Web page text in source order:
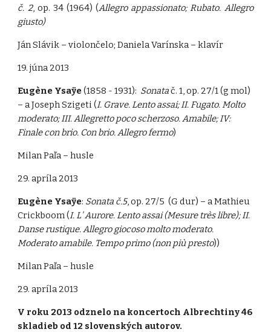
č. 2, op. 34 (1964) (Allegro appassionato; Rubato. Allegro
giusto)
Ján Slávik – violončelo; Daniela Varínska – klavír
19. júna 2013
Eugène Ysaÿe (1858 - 1931): Sonatač. 1, op. 27/1 (g mol)
– a Joseph Szigeti (I. Grave. Lento assai; II. Fugato. Molto
moderato; III. Allegretto poco scherzoso. Amabile; IV:
Finale con brio. Con brio. Allegro fermo)
Milan Paľa – husle
29. apríla 2013
Eugène Ysaÿe: Sonata č.5, op. 27/5 (G dur) – a Mathieu
Crickboom (I. L’ Aurore. Lento assai (Mesure très libre); II.
Danse rustique. Allegro giocoso molto moderato.
Moderato amabile. Tempo primo (non più presto))
Milan Paľa – husle
29. apríla 2013
V roku 2013 odznelo na koncertoch Albrechtiny 46
skladieb od 12 slovenských autorov.